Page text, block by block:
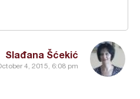
Slađana Šćekić
4, 2015, 6:08 pm